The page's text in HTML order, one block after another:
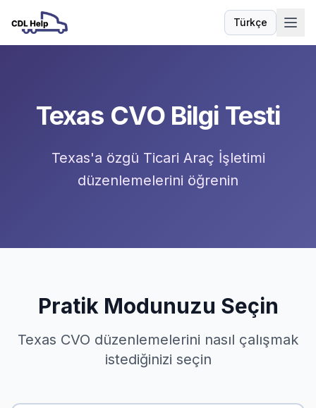
Türkçe
Dil
Texas CVO Bilgi Testi
Texas'a özgü Ticari Araç İşletimi
düzenlemelerini öğrenin
Pratik Modunuzu Seçin
Texas CVO düzenlemelerini nasıl çalışmak
istediğinizi seçin